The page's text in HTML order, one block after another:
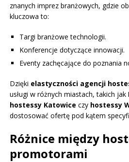
znanych imprez branżowych, gdzie
kluczowa to:
Targi branżowe technologii.
Konferencje dotyczące innowacji.
Eventy zachęcające do poznania
Dzięki elastyczności agencji
usługi w różnych miastach, takich jak
hostessy Katowice czy hostessy
dostosować ofertę pod kątem
Różnice między
promotorami